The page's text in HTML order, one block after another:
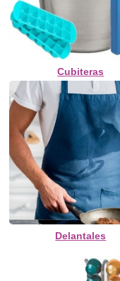
Cubiteras
Delantales